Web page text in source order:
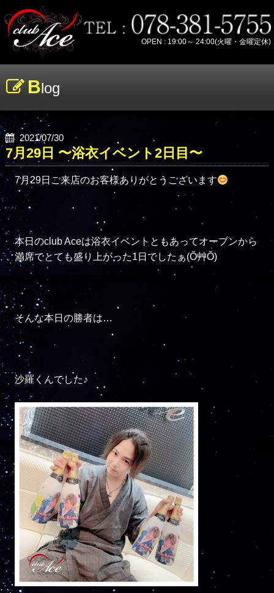
OPEN : 19:00～ 24:00(火曜・金曜定休)
Blog
2021/07/30
7月29日 〜浴衣イベント2日目〜
7月29日ご来店のお客様ありがとうございます
本日のclub Aceは浴衣イベントともあってオープンから
満席でとても盛り上がった1日でしたぁ(Ŏ艸Ŏ)
そんな本日の勝者は…
沙羅くんでした♪